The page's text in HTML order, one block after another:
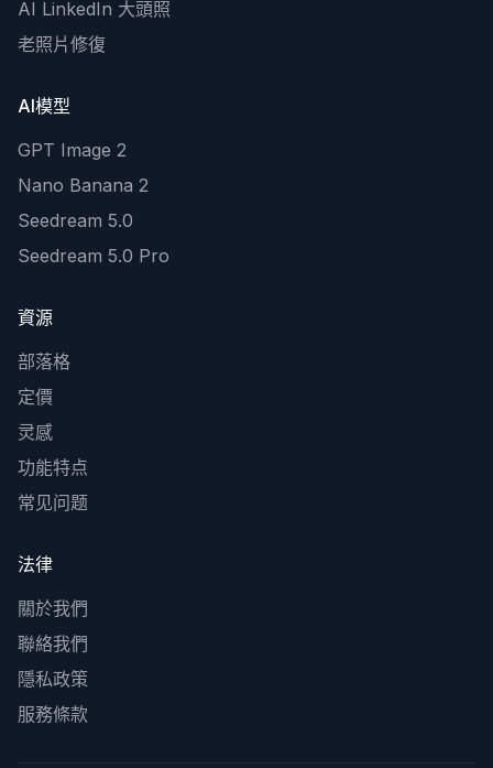
AI LinkedIn 大頭照
老照片修復
AI模型
GPT Image 2
Nano Banana 2
Seedream 5.0
Seedream 5.0 Pro
資源
部落格
定價
灵感
功能特点
常见问题
法律
關於我們
聯絡我們
隱私政策
服務條款